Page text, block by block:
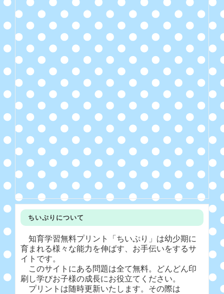
ちいぷりについて
知育学習無料プリント「ちいぷり」は幼少期に
育まれる様々な能力を伸ばす、お手伝いをするサ
イトです。
このサイトにある問題は全て無料。どんどん印
刷し学びお子様の成長にお役立てください。
プリントは随時更新いたします。その際は